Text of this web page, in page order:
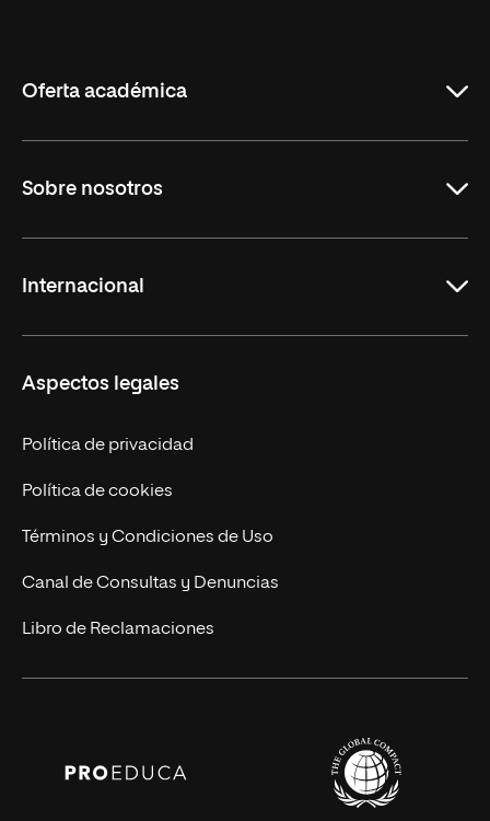
Oferta académica
Maestrías en Educación
Maestrías en Ingeniería y Tecnología
Maestrías en Derecho
Maestrías en Ciencias Sociales y Artes
Sobre nosotros
Portal de Transparencia
Responsabilidad Social Universitaria (RSU)
Defensoría Universitaria
Bienestar Universitario
Internacional
Acreditaciones y reconocimientos
Aspectos legales
Política de privacidad
Política de cookies
Términos y Condiciones de Uso
Canal de Consultas y Denuncias
Libro de Reclamaciones